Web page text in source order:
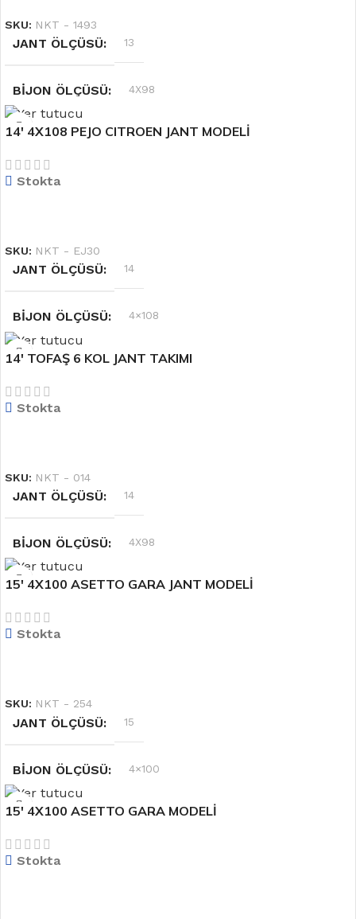
SKU: NKT - 1493
JANT ÖLÇÜSÜ 13
BIJON ÖLÇÜSÜ 4X98
RENK Gümüş
OFSET
14′ 4X108 PEJO CITROEN JANT MODELİ
Stokta
SKU: NKT - EJ30
JANT ÖLÇÜSÜ 14
BIJON ÖLÇÜSÜ 4×108
RENK Siyah
OFSET
14′ TOFAŞ 6 KOL JANT TAKIMI
Stokta
SKU: NKT - 014
JANT ÖLÇÜSÜ 14
BIJON ÖLÇÜSÜ 4X98
OFSET 5.5 J
RENK
15′ 4X100 ASETTO GARA JANT MODELİ
Stokta
SKU: NKT - 254
JANT ÖLÇÜSÜ 15
BIJON ÖLÇÜSÜ 4×100
RENK Gri
OFSET
15′ 4X100 ASETTO GARA MODELİ
Stokta